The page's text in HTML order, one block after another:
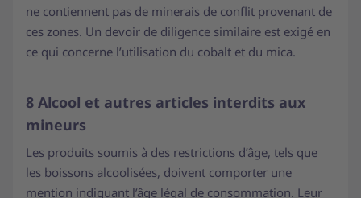
ne contiennent pas de minerais de conflit provenant de
ces zones. Un devoir de diligence similaire est exigé en
ce qui concerne l’utilisation du cobalt et du mica.
8 Alcool et autres articles interdits aux
mineurs
Les produits soumis à des restrictions d’âge, tels que
les boissons alcoolisées, doivent comporter une
mention indiquant l’âge légal de consommation. Leur